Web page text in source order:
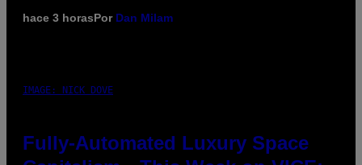
hace 3 horasPor Dan Milam
IMAGE: NICK DOVE
Fully-Automated Luxury Space